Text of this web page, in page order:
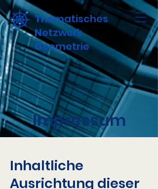
Thematisches
Netzwerk
Geometrie
Impressum
Inhaltliche
Ausrichtung dieser